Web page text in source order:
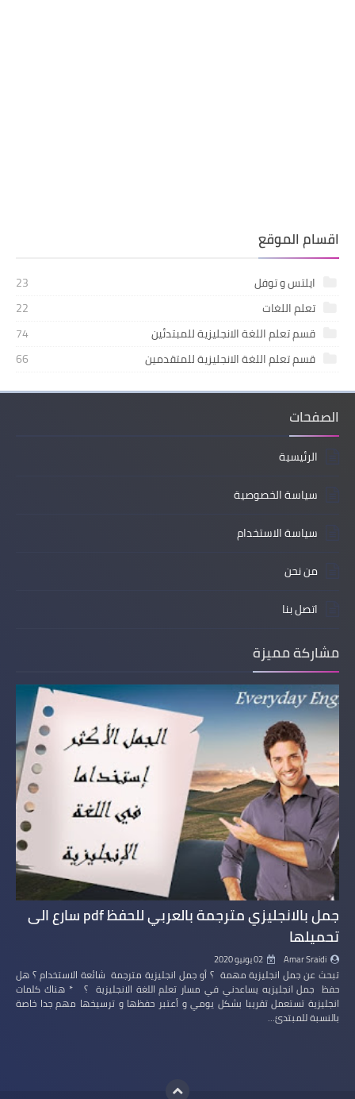
اقسام الموقع
ايلتس و توفل
23
تعلم اللغات
22
قسم تعلم اللغة الانجليزية للمبتدئين
74
قسم تعلم اللغة الانجليزية للمتقدمين
66
الصفحات
الرئيسية
سياسة الخصوصية
سياسة الاستخدام
من نحن
اتصل بنا
مشاركة مميزة
جمل بالانجليزي مترجمة بالعربي للحفظ pdf سارع الى
تحميلها
Amar Sraidi 02 يونيو 2020
تبحث عن جمل انجليزية مهمة ؟ أو جمل انجليزية مترجمة شائعة الاستخدام ؟ هل
حفظ جمل انجليزيه يساعدني في مسار تعلم اللغة الانجليزية ؟ * هناك كلمات
انجليزية تستعمل تقريبا بشكل يومي و أعتبر حفظها و ترسيخها مهم جدا خاصة
بالنسبة للمبتدئ…